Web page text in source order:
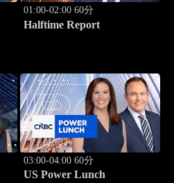
01:00-02:00 60分
Halftime Report
03:00-04:00 60分
US Power Lunch